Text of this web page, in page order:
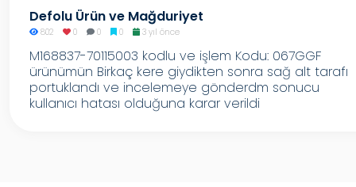
Defolu Ürün ve Mağduriyet
802 0 0 0 3 yıl önce
M168837-70115003 kodlu ve işlem Kodu: 067GGF
ürünümün Birkaç kere giydikten sonra sağ alt tarafı
portuklandı ve incelemeye gönderdm sonucu
kullanıcı hatası olduğuna karar verildi